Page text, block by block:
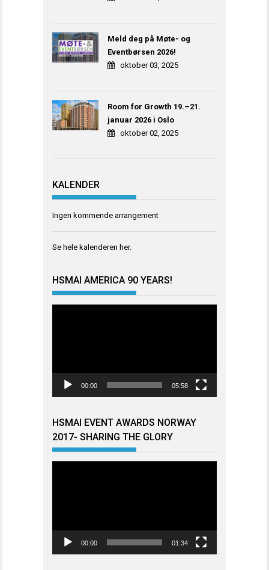
Meld deg på Møte- og
Eventbørsen 2026!
oktober 03, 2025
Room for Growth 19.–21.
januar 2026 i Oslo
oktober 02, 2025
KALENDER
Ingen kommende arrangement
Se hele kalenderen her.
HSMAI AMERICA 90 YEARS!
00:00 05:58
HSMAI EVENT AWARDS NORWAY
2017- SHARING THE GLORY
00:00 01:34